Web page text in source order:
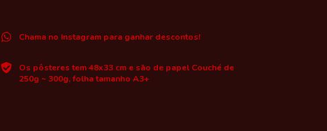
Chama no Instagram para ganhar descontos!
Os pôsteres tem 48x33 cm e são de papel Couché de
250g ~ 300g, folha tamanho A3+